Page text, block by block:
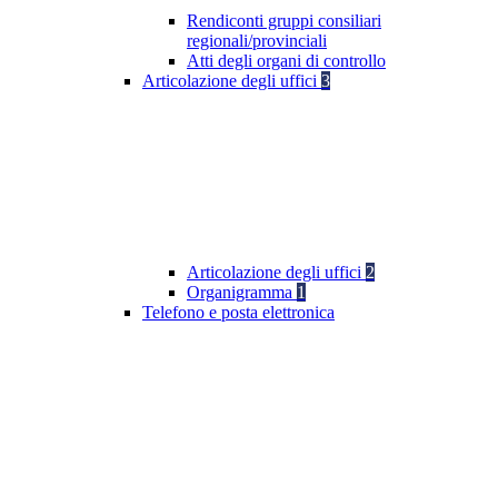
Rendiconti gruppi consiliari
regionali/provinciali
Atti degli organi di controllo
Articolazione degli uffici 3
Articolazione degli uffici 2
Organigramma 1
Telefono e posta elettronica